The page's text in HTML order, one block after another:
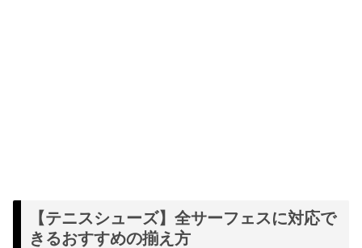
【テニスシューズ】全サーフェスに対応で
きるおすすめの揃え方